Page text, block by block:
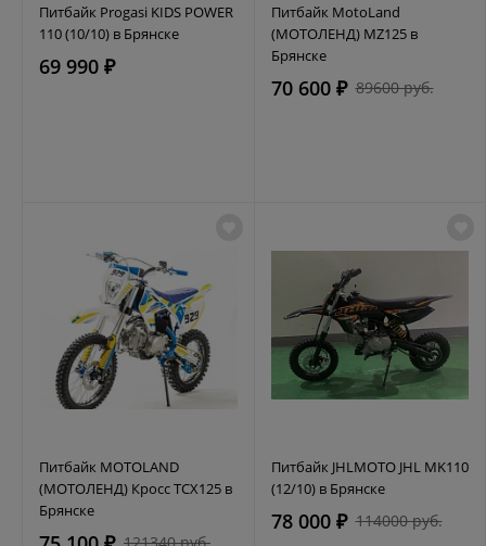
Питбайк Progasi KIDS POWER
110 (10/10) в Брянске
69 990 ₽
Питбайк MotoLand
(МОТОЛЕНД) MZ125 в
Брянске
70 600 ₽ 89600 руб.
Питбайк MOTOLAND
(МОТОЛЕНД) Кросс TCX125 в
Брянске
Питбайк JHLMOTO JHL MK110
(12/10) в Брянске
78 000 ₽ 114000 руб.